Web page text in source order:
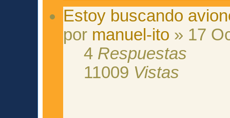
Estoy buscando
por manuel-ito » 17
4 Respuestas
11009 Vistas